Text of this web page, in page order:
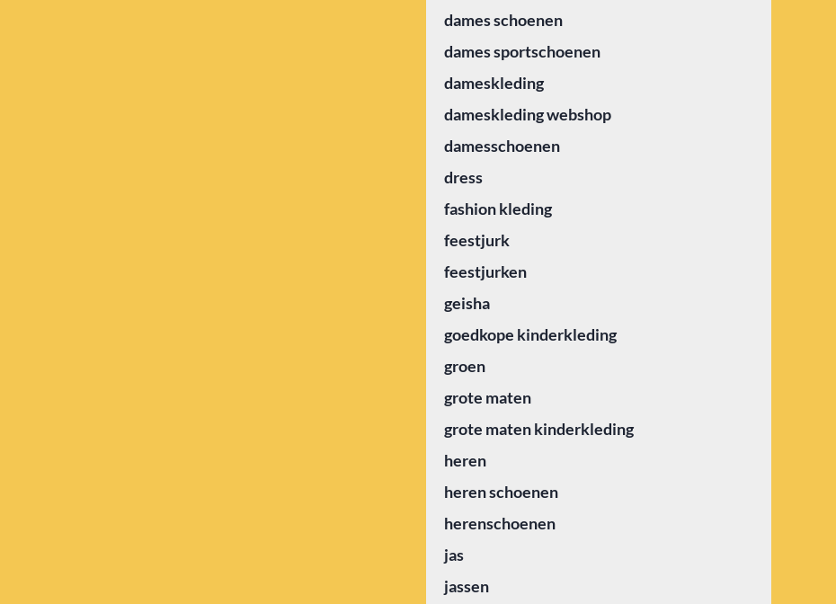
dames schoenen
dames sportschoenen
dameskleding
dameskleding webshop
damesschoenen
dress
fashion kleding
feestjurk
feestjurken
geisha
goedkope kinderkleding
groen
grote maten
grote maten kinderkleding
heren
heren schoenen
herenschoenen
jas
jassen